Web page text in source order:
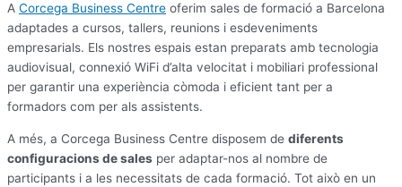
A Corcega Business Centre oferim sales de formació a Barcelona
adaptades a cursos, tallers, reunions i esdeveniments
empresarials. Els nostres espais estan preparats amb tecnologia
audiovisual, connexió WiFi d’alta velocitat i mobiliari professional
per garantir una experiència còmoda i eficient tant per a
formadors com per als assistents.
A més, a Corcega Business Centre disposem de diferents
configuracions de sales per adaptar-nos al nombre de
participants i a les necessitats de cada formació. Tot això en un